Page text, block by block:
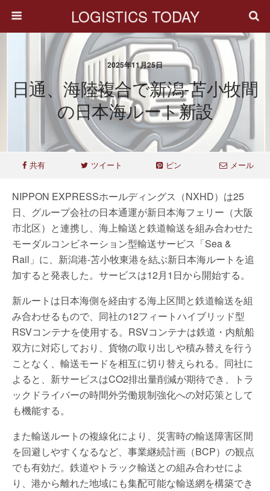
LOGISTICS TODAY
2025年11月25日
日通、海陸複合で新潟-苫小牧間
の日本海ルート新設
共有 ツイート ピン メール
NIPPON EXPRESSホールディングス（NXHD）は25
日、グループ会社の日本通運が新日本海フェリー（大阪
市北区）と連携し、海上輸送と鉄道輸送を組み合わせた
モーダルコンビネーション型輸送サービス「Sea &
Rail」に、新潟港-苫小牧東港を結ぶ新日本海ルートを追
加すると発表した。サービスは12月1日から開始する。
新ルートは日本海側を経由する海上区間と鉄道輸送を組
み合わせるもので、同社の12フィートハイブリッド型
RSVコンテナを使用する。RSVコンテナは鉄道・内航船
双方に対応しており、貨物の取り出しや積み替えを行う
ことなく、輸送モードを相互に切り替えられる。同社に
よると、新サービスはCO2排出量削減が期待でき、トラ
ックドライバーの時間外労働規制強化への対応策として
も機能する。
また輸送ルートの複線化により、災害時の輸送障害区間
を回避しやすくなるなど、事業継続計画（BCP）の観点
でも有効だ。鉄道やトラック輸送との組み合わせによ
り、港から離れた地域にも集配可能な輸送網を構築でき